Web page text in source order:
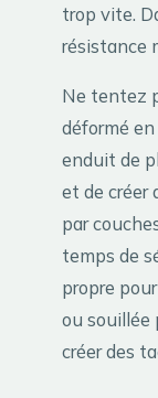
trop vite.
résistance
Ne tentez
déformé
enduit de
et de créer
par
temps de
propre
ou souillée
créer des